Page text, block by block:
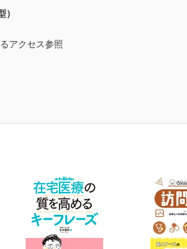
アクセス参照